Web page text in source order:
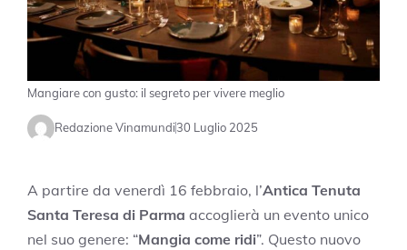
Mangiare con gusto: il segreto per vivere meglio
Redazione Vinamundi30 Luglio 2025
A partire da venerdì 16 febbraio, l’Antica Tenuta
Santa Teresa di Parma accoglierà un evento unico
nel suo genere: “Mangia come ridi”. Questo nuovo